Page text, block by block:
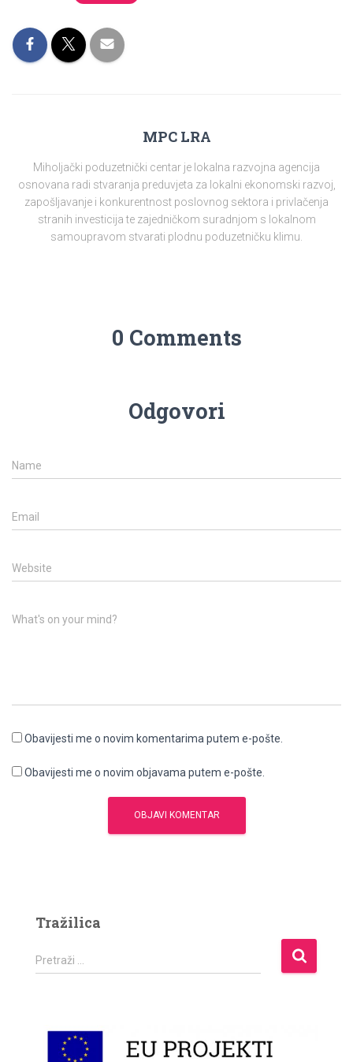
MPC LRA
Miholjački poduzetnički centar je lokalna razvojna agencija
osnovana radi stvaranja preduvjeta za lokalni ekonomski razvoj,
zapošljavanje i konkurentnost poslovnog sektora i privlačenja
stranih investicija te zajedničkom suradnjom s lokalnom
samoupravom stvarati plodnu poduzetničku klimu.
0 Comments
Odgovori
Name
Email
Website
What's on your mind?
Obavijesti me o novim komentarima putem e-pošte.
Obavijesti me o novim objavama putem e-pošte.
Tražilica
P
r
Pretraži …